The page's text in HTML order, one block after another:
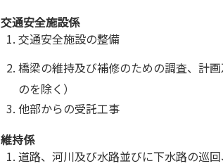
交通安全施設係
交通安全施設の整備
橋梁の維持及び補修のための調査、計
のを除く）
他部からの受託工事
維持係
道路、河川及び水路並びに下水路の巡